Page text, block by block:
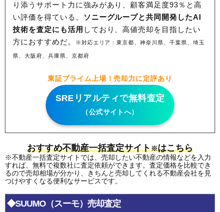
り添うサポート力に強みがあり、顧客満足度93％と高
い評価を得ている。 ソニーグループと共同開発したAI
技術を査定にも活用 しており、高値売却を目指したい
方におすすめだ。
※対応エリア：東京都、神奈川県、千葉県、埼玉
県、大阪府、兵庫県、京都府
東証プライム上場！売却力に定評あり
SREリアルティで無料査定
（公式サイトへ）
おすすめ不動産一括査定サイト※はこちら
※不動産一括査定サイトでは、売却したい不動産の情報などを入力
すれば、無料で複数社に査定依頼ができます。査定価格を比較でき
るので売却相場が分かり、きちんと売却してくれる不動産会社を見
つけやすくなる便利なサービスです。
◆SUUMO（スーモ）売却査定